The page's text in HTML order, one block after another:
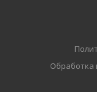
Обработка